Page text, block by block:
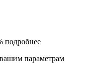
подробнее
параметрам